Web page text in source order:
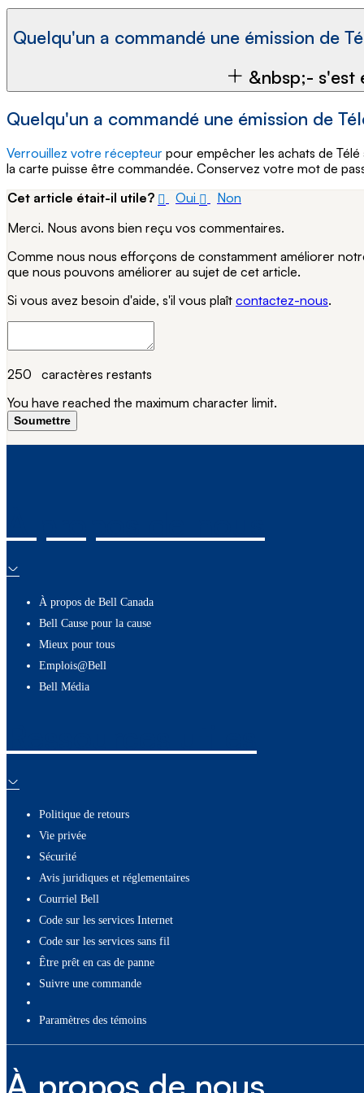
&nbsp;- s'est
Quelqu'un a commandé une émission de
Verrouillez votre récepteur pour empêcher les achats de
la carte puisse être commandée. Conservez votre mot de
Cet article était-il utile?
Oui
Non
Merci. Nous avons bien reçu vos commentaires.
Comme nous nous efforçons de constamment améliorer
que nous pouvons améliorer au sujet de cet article.
Si vous avez besoin d'aide, s'il vous plaît contactez-nous.
250 caractères restants
You have reached the maximum character limit.
Soumettre
À propos de Bell Canada
Bell Cause pour la cause
Mieux pour tous
Emplois@Bell
Bell Média
Politique de retours
Vie privée
Sécurité
Avis juridiques et réglementaires
Courriel Bell
Code sur les services Internet
Code sur les services sans fil
Être prêt en cas de panne
Suivre une commande
paramètres des témoins
À propos de nous